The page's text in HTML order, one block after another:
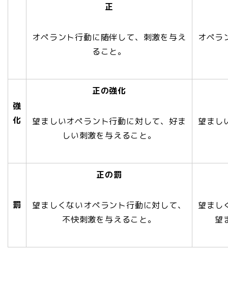
正
オペラント行動に随伴して、刺激を与え
ること。
オペラ
強
化
正の強化
望ましいオペラント行動に対して、好ま
しい刺激を与えること。
望まし
罰
正の罰
望ましくないオペラント行動に対して、
不快刺激を与えること。
望まし
望